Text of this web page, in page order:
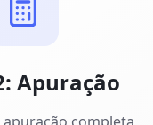
Apuração